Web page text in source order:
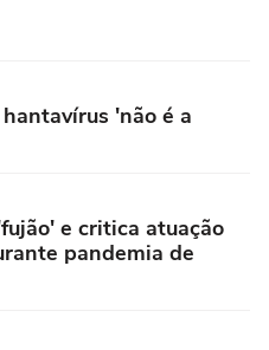
'não é a
e critica atuação
pandemia de